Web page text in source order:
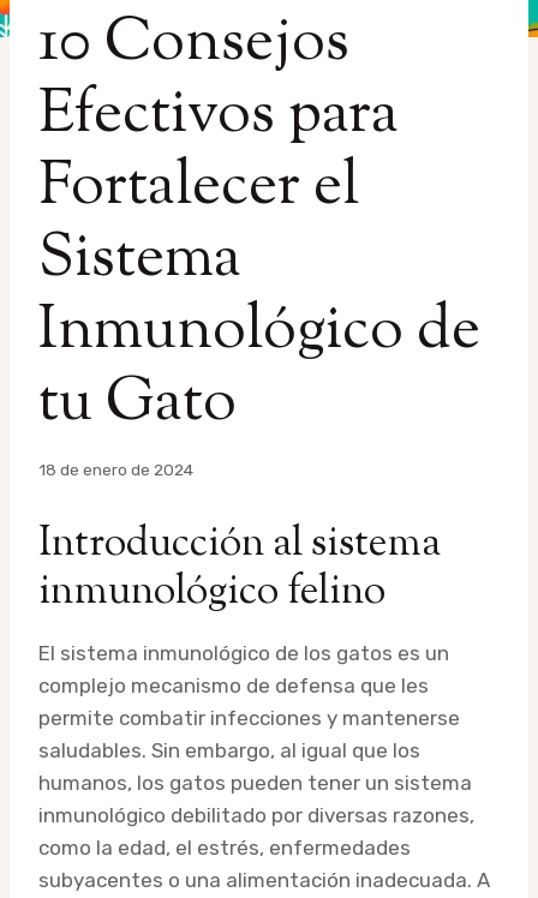
10 Consejos
Efectivos para
Fortalecer el
Sistema
Inmunológico de
tu Gato
Por
18 de enero de 2024
Introducción al sistema
inmunológico felino
El sistema inmunológico de los gatos es un
complejo mecanismo de defensa que les
permite combatir infecciones y mantenerse
saludables. Sin embargo, al igual que los
humanos, los gatos pueden tener un sistema
inmunológico debilitado por diversas razones,
como la edad, el estrés, enfermedades
subyacentes o una alimentación inadecuada. A